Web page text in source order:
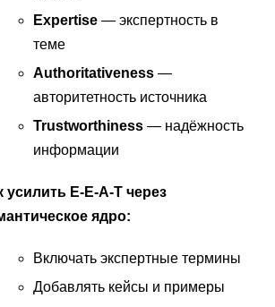
Expertise — экспертность в
теме
Authoritativeness —
авторитетность источника
Trustworthiness — надёжность
информации
усилить E-E-A-T через
ядро:
Включать экспертные термины
Добавлять кейсы и примеры